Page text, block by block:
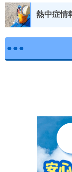
熱中症情